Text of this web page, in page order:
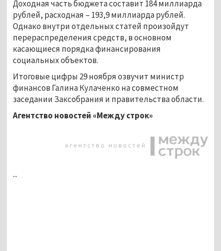
Доходная часть бюджета составит 184 миллиарда
рублей, расходная – 193,9 миллиарда рублей.
Однако внутри отдельных статей произойдут
перераспределения средств, в основном
касающиеся порядка финансирования
социальных объектов.
Итоговые цифры 29 ноября озвучит министр
финансов Галина Кулаченко на совместном
заседании Заксобрания и правительства области.
Агентство новостей «Между строк»
...